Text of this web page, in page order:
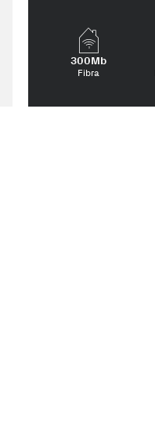
300Mb
Fibra